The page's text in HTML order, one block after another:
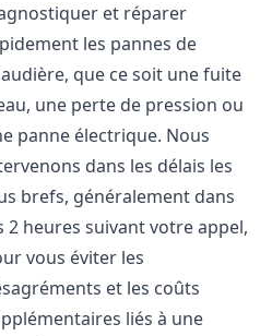
et réparer
les pannes de
que ce soit une fuite
une perte de pression ou
panne électrique. Nous
dans les délais les
brefs, généralement dans
2 heures suivant votre appel,
vous éviter les
et les coûts
liés à une